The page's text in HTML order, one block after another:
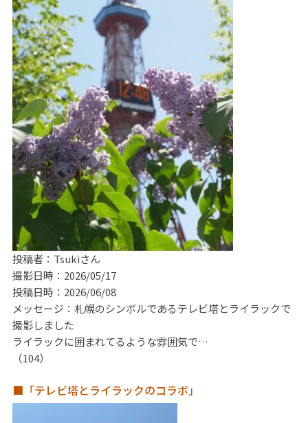
投稿者：Tsukiさん
撮影日時：2026/05/17
投稿日時：2026/06/08
メッセージ：札幌のシンボルであるテレビ塔とライラックで
撮影しました
ライラックに囲まれてるような雰囲気で…
（104）
■「テレビ塔とライラックのコラボ」